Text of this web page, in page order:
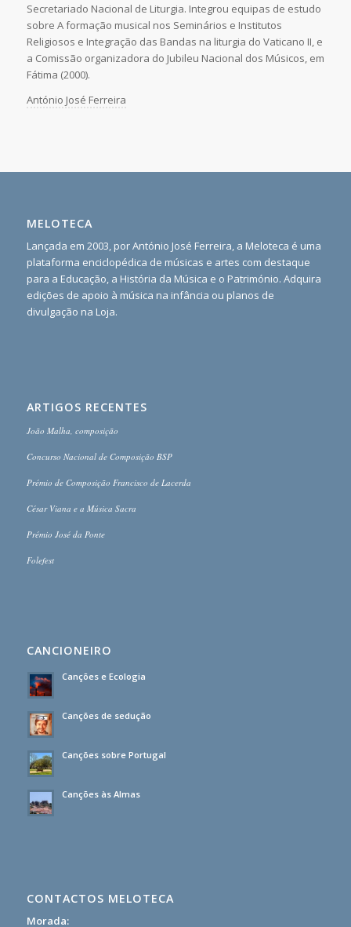
Secretariado Nacional de Liturgia. Integrou equipas de estudo
sobre A formação musical nos Seminários e Institutos
Religiosos e Integração das Bandas na liturgia do Vaticano II, e
a Comissão organizadora do Jubileu Nacional dos Músicos, em
Fátima (2000).
António José Ferreira
MELOTECA
Lançada em 2003, por António José Ferreira, a Meloteca é uma
plataforma enciclopédica de músicas e artes com destaque
para a Educação, a História da Música e o Património. Adquira
edições de apoio à música na infância ou planos de
divulgação na Loja.
ARTIGOS RECENTES
João Malha, composição
Concurso Nacional de Composição BSP
Prémio de Composição Francisco de Lacerda
César Viana e a Música Sacra
Prémio José da Ponte
Folefest
CANCIONEIRO
Canções e Ecologia
Canções de sedução
Canções sobre Portugal
Canções às Almas
CONTACTOS MELOTECA
Morada: